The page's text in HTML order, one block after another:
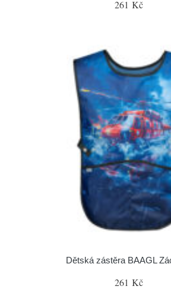
261 Kč
Dětská zástěra BAAGL
261 Kč